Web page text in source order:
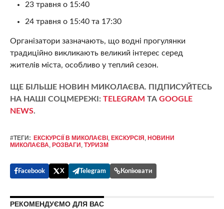
23 травня о 15:40
24 травня о 15:40 та 17:30
Організатори зазначають, що водні прогулянки
традиційно викликають великий інтерес серед
жителів міста, особливо у теплий сезон.
ЩЕ БІЛЬШЕ НОВИН МИКОЛАЄВА. ПІДПИСУЙТЕСЬ
НА НАШІ СОЦМЕРЕЖІ: TELEGRAM ТА GOOGLE
NEWS.
#ТЕГИ: ЕКСКУРСІЇ В МИКОЛАЄВІ , ЕКСКУРСІЯ , НОВИНИ
МИКОЛАЄВА, РОЗВАГИ , ТУРИЗМ
Facebook X Telegram Копіювати
РЕКОМЕНДУЄМО ДЛЯ ВАС